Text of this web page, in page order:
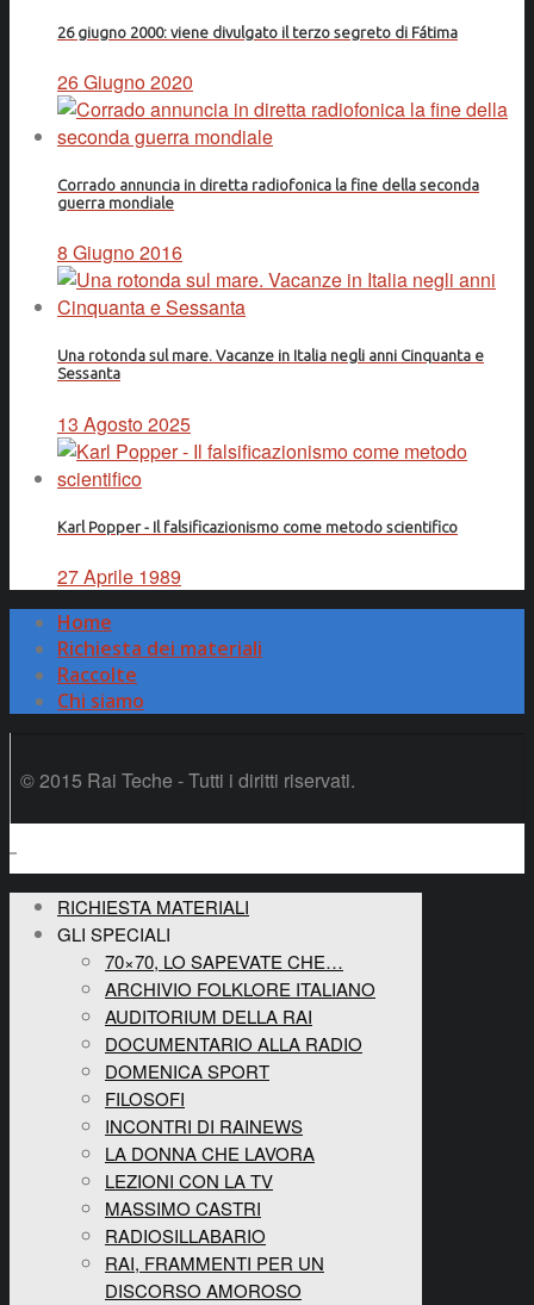
26 giugno 2000: viene divulgato il terzo segreto di Fátima
26 Giugno 2020
Corrado annuncia in diretta radiofonica la fine della seconda
guerra mondiale
8 Giugno 2016
Una rotonda sul mare. Vacanze in Italia negli anni Cinquanta e
Sessanta
13 Agosto 2025
Karl Popper - Il falsificazionismo come metodo scientifico
27 Aprile 1989
Home
Richiesta dei materiali
Raccolte
Chi siamo
© 2015 Rai Teche - Tutti i diritti riservati.
RICHIESTA MATERIALI
GLI SPECIALI
70×70, LO SAPEVATE CHE…
ARCHIVIO FOLKLORE ITALIANO
AUDITORIUM DELLA RAI
DOCUMENTARIO ALLA RADIO
DOMENICA SPORT
FILOSOFI
INCONTRI DI RAINEWS
LA DONNA CHE LAVORA
LEZIONI CON LA TV
MASSIMO CASTRI
RADIOSILLABARIO
RAI, FRAMMENTI PER UN
DISCORSO AMOROSO